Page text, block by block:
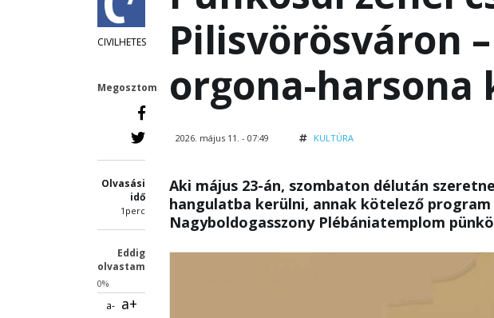
CIVILHETES
Megosztom
Olvasási
idő
1perc
Eddig
olvastam
0%
a- a+
Pilisvörösváron
orgona-harsona
2026. május 11. - 07:49 KULTÚRA
Aki május 23-án, szombaton délután
hangulatba kerülni, annak kötelező
Nagyboldogasszony Plébániatemplom